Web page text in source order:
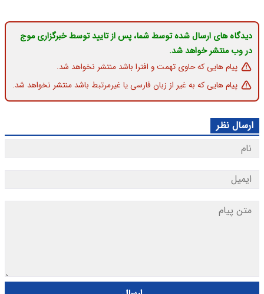
دیدگاه های ارسال شده توسط شما، پس از تایید توسط خبرگزاری موج
در وب منتشر خواهد شد.
پیام هایی که حاوی تهمت و افترا باشد منتشر نخواهد شد.
پیام هایی که به غیر از زبان فارسی یا غیرمرتبط باشد منتشر نخواهد شد.
ارسال نظر